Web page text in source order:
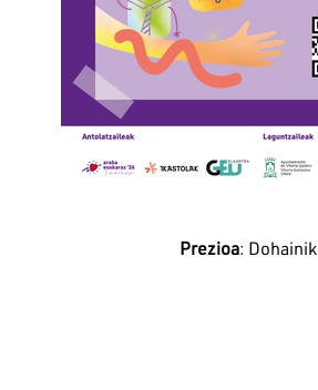
Prezioa: Dohainik